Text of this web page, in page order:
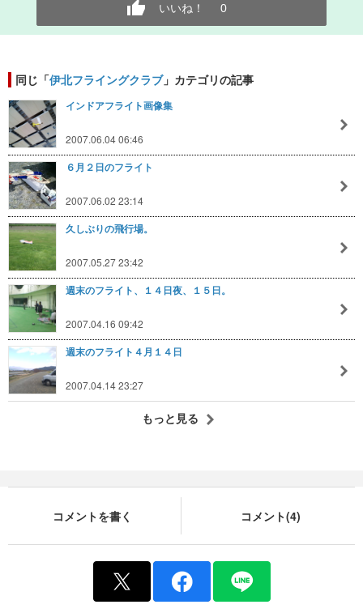
いいね！ 0
同じ「伊北フライングクラブ」カテゴリの記事
インドアフライト画像集
2007.06.04 06:46
６月２日のフライト
2007.06.02 23:14
久しぶりの飛行場。
2007.05.27 23:42
週末のフライト、１４日夜、１５日。
2007.04.16 09:42
週末のフライト４月１４日
2007.04.14 23:27
もっと見る
コメントを書く コメント(4)